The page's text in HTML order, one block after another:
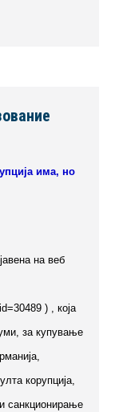
има, но
на веб
) , која
за купување
корупција,
санкционирање